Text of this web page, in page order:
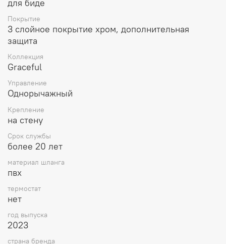
коробка (с губкой)
для биде
Покрытие
3 слойное покрытие хром, дополнительная
защита
Коллекция
Graceful
Управление
Однорычажный
Крепление
на стену
Срок службы
более 20 лет
материал шланга
пвх
термостат
нет
год выпуска
2023
страна бренда